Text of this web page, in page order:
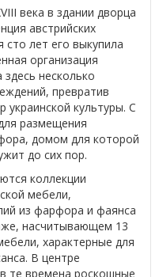
века в здании дворца
австрийских
сто лет его выкупила
организация
несколько
превратив
культуры. С
размещения
домом для которой
до сих пор.
коллекции
мебели,
из фарфора и фаянса
насчитывающем 13
характерные для
В центре
те времена роскошные